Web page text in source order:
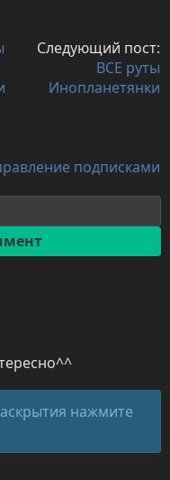
Следующий пост:
ВСЕ руты
Инопланетянки
подписками
нажмите